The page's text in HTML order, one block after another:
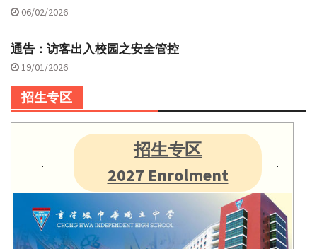
06/02/2026
通告：访客出入校园之安全管控
19/01/2026
招生专区
招生专区
2027 Enrolment